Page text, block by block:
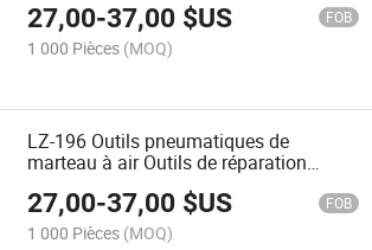
27,00-37,00 $US FOB
1 000 Pièces (MOQ)
LZ-196 Outils pneumatiques de
marteau à air Outils de réparation
automobile Clé à choc pneumatique
27,00-37,00 $US FOB
1 000 Pièces (MOQ)